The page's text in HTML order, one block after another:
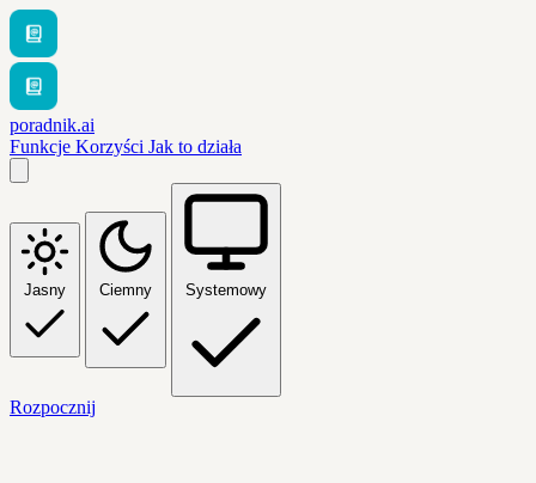
poradnik.ai
Funkcje Korzyści Jak to działa
Jasny Ciemny Systemowy
Rozpocznij